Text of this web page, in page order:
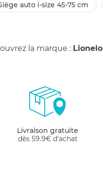
siège auto i-size 45-75 cm
la marque : Lionelo
Livraison gratuite
dès 59.9€ d'achat